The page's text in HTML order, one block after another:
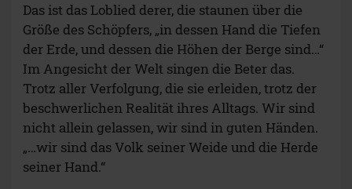
Das ist das Loblied derer, die staunen über die
Größe des Schöpfers, „in dessen Hand die Tiefen
der Erde, und dessen die Höhen der Berge sind…“
Im Angesicht der Welt singen die Beter das.
Trotz aller Verfolgung, die sie erleiden, trotz der
beschwerlichen Realität ihres Alltags. Wir sind
nicht allein gelassen, wir sind in guten Händen.
„…wir sind das Volk seiner Weide und die Herde
seiner Hand.“